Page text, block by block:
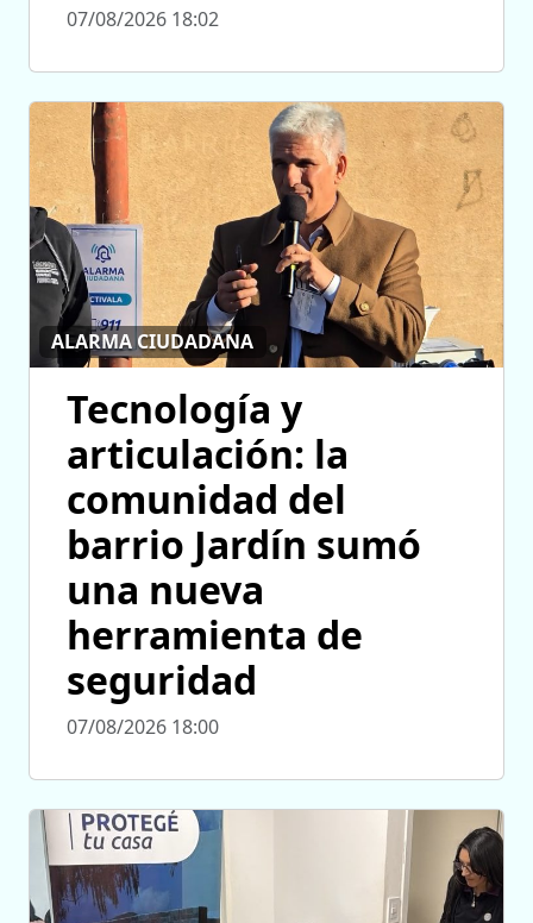
07/08/2026 18:02
ALARMA CIUDADANA
Tecnología y
articulación: la
comunidad del
barrio Jardín sumó
una nueva
herramienta de
seguridad
07/08/2026 18:00